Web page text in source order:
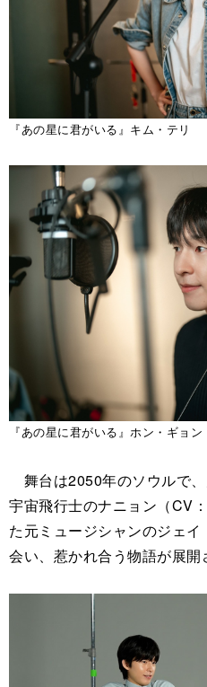
『あの星に君がいる』キム・テリ
『あの星に君がいる』ホン・ギョン
舞台は2050年のソウルで
宇宙飛行士のナニョン（CV
た元ミュージシャンのジェ
会い、惹かれ合う物語が展開